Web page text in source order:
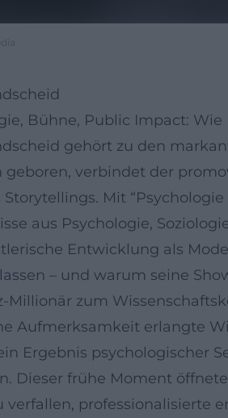
Bühne, Public Impact:
gehört zu den
geboren, verbindet der
Storytellings. Mit
aus Psychologie,
Entwicklung als
– und warum seine
Millionär zum
Aufmerksamkeit erlangte
Ergebnis psychologischer
Dieser frühe Moment
verfallen, professionalisierte